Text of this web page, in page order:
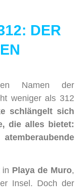
DER
Namen der
weniger als 312
schlängelt sich
die alles bietet:
in Playa de Muro,
Insel. Doch der